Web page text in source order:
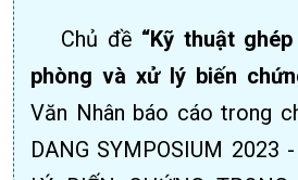
Chủ đề “Kỹ thuật
phòng và xử lý biến
Văn Nhân báo cáo trong
DANG SYMPOSIUM 2023